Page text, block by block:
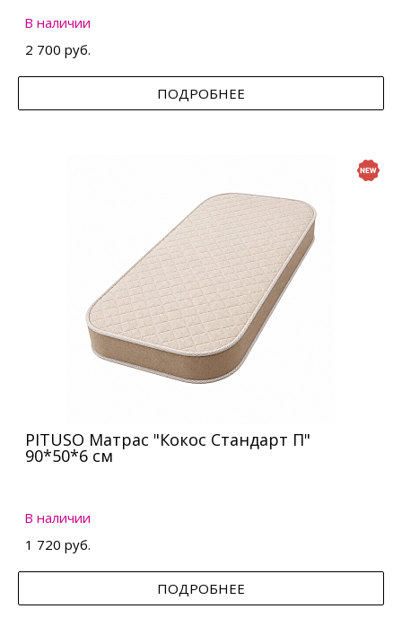
В наличии
2 700 руб.
ПОДРОБНЕЕ
PITUSO Матрас "Кокос Стандарт П"
90*50*6 см
В наличии
1 720 руб.
ПОДРОБНЕЕ